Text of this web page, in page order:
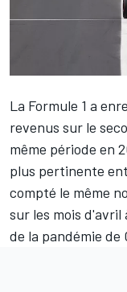
La Formule 1 a
revenus sur le
même période en
plus pertinente
compté le même
sur les mois
de la pandémie de